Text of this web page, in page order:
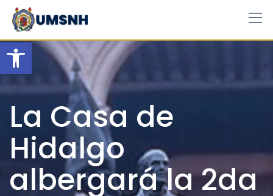
Open toolbar
Skip
content
La Casa de
Hidalgo
albergará la 2da